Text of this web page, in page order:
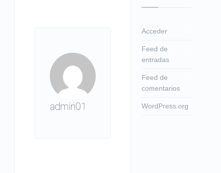
admin01
Acceder
Feed de
entradas
Feed de
comentarios
WordPress.org